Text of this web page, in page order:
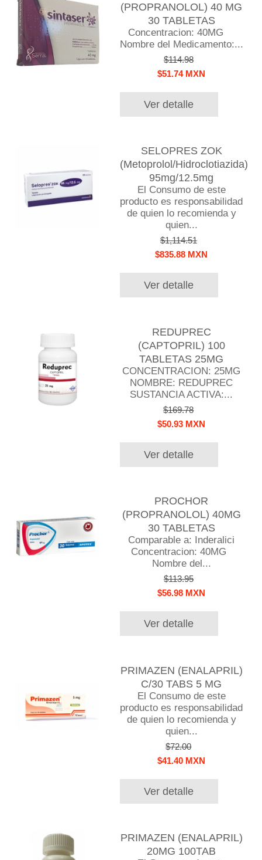
(PROPRANOLOL) 40 MG
30 TABLETAS
Concentracion: 40MG
Nombre del Medicamento:...
$114.98
$51.74 MXN
Ver detalle
SELOPRES ZOK
(Metoprolol/Hidroclotiazida)
95mg/12.5mg
El Consumo de este
producto es responsabilidad
de quien lo recomienda y
quien...
$1,114.51
$835.88 MXN
Ver detalle
REDUPREC
(CAPTOPRIL) 100
TABLETAS 25MG
CONCENTRACION: 25MG
NOMBRE: REDUPREC
SUSTANCIA ACTIVA:...
$169.78
$50.93 MXN
Ver detalle
PROCHOR
(PROPRANOLOL) 40MG
30 TABLETAS
Comparable a: Inderalici
Concentracion: 40MG
Nombre del...
$113.95
$56.98 MXN
Ver detalle
PRIMAZEN (ENALAPRIL)
C/30 TABS 5 MG
El Consumo de este
producto es responsabilidad
de quien lo recomienda y
quien...
$72.00
$41.40 MXN
Ver detalle
PRIMAZEN (ENALAPRIL)
20MG 100TAB